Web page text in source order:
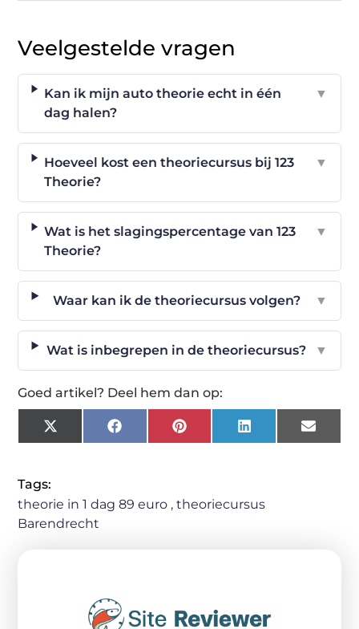
Veelgestelde vragen
Kan ik mijn auto theorie echt in één
dag halen?
▼
Hoeveel kost een theoriecursus bij 123
Theorie?
▼
Wat is het slagingspercentage van 123
Theorie?
▼
Waar kan ik de theoriecursus volgen? ▼
Wat is inbegrepen in de theoriecursus? ▼
Goed artikel? Deel hem dan op:
X
(Twitter)
FacebookPinterestLinkedIn Email
Tags:
theorie in 1 dag 89 euro ,theoriecursus
Barendrecht